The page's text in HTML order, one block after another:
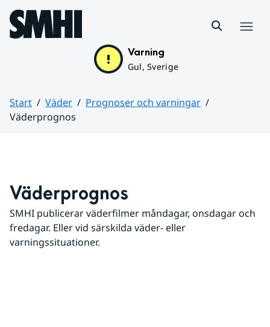
Hoppa till sidans innehåll
Varning
Gul, Sverige
Start Väder
Prognoser och varningar
Väderprognos
Väderprognos
SMHI publicerar väderfilmer måndagar, onsdagar och
fredagar. Eller vid särskilda väder- eller
varningssituationer.